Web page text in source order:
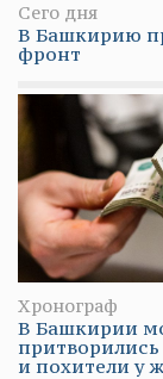
Сего дня
В Башкирию
фронт
Хронограф
В Башкирии
и похители у